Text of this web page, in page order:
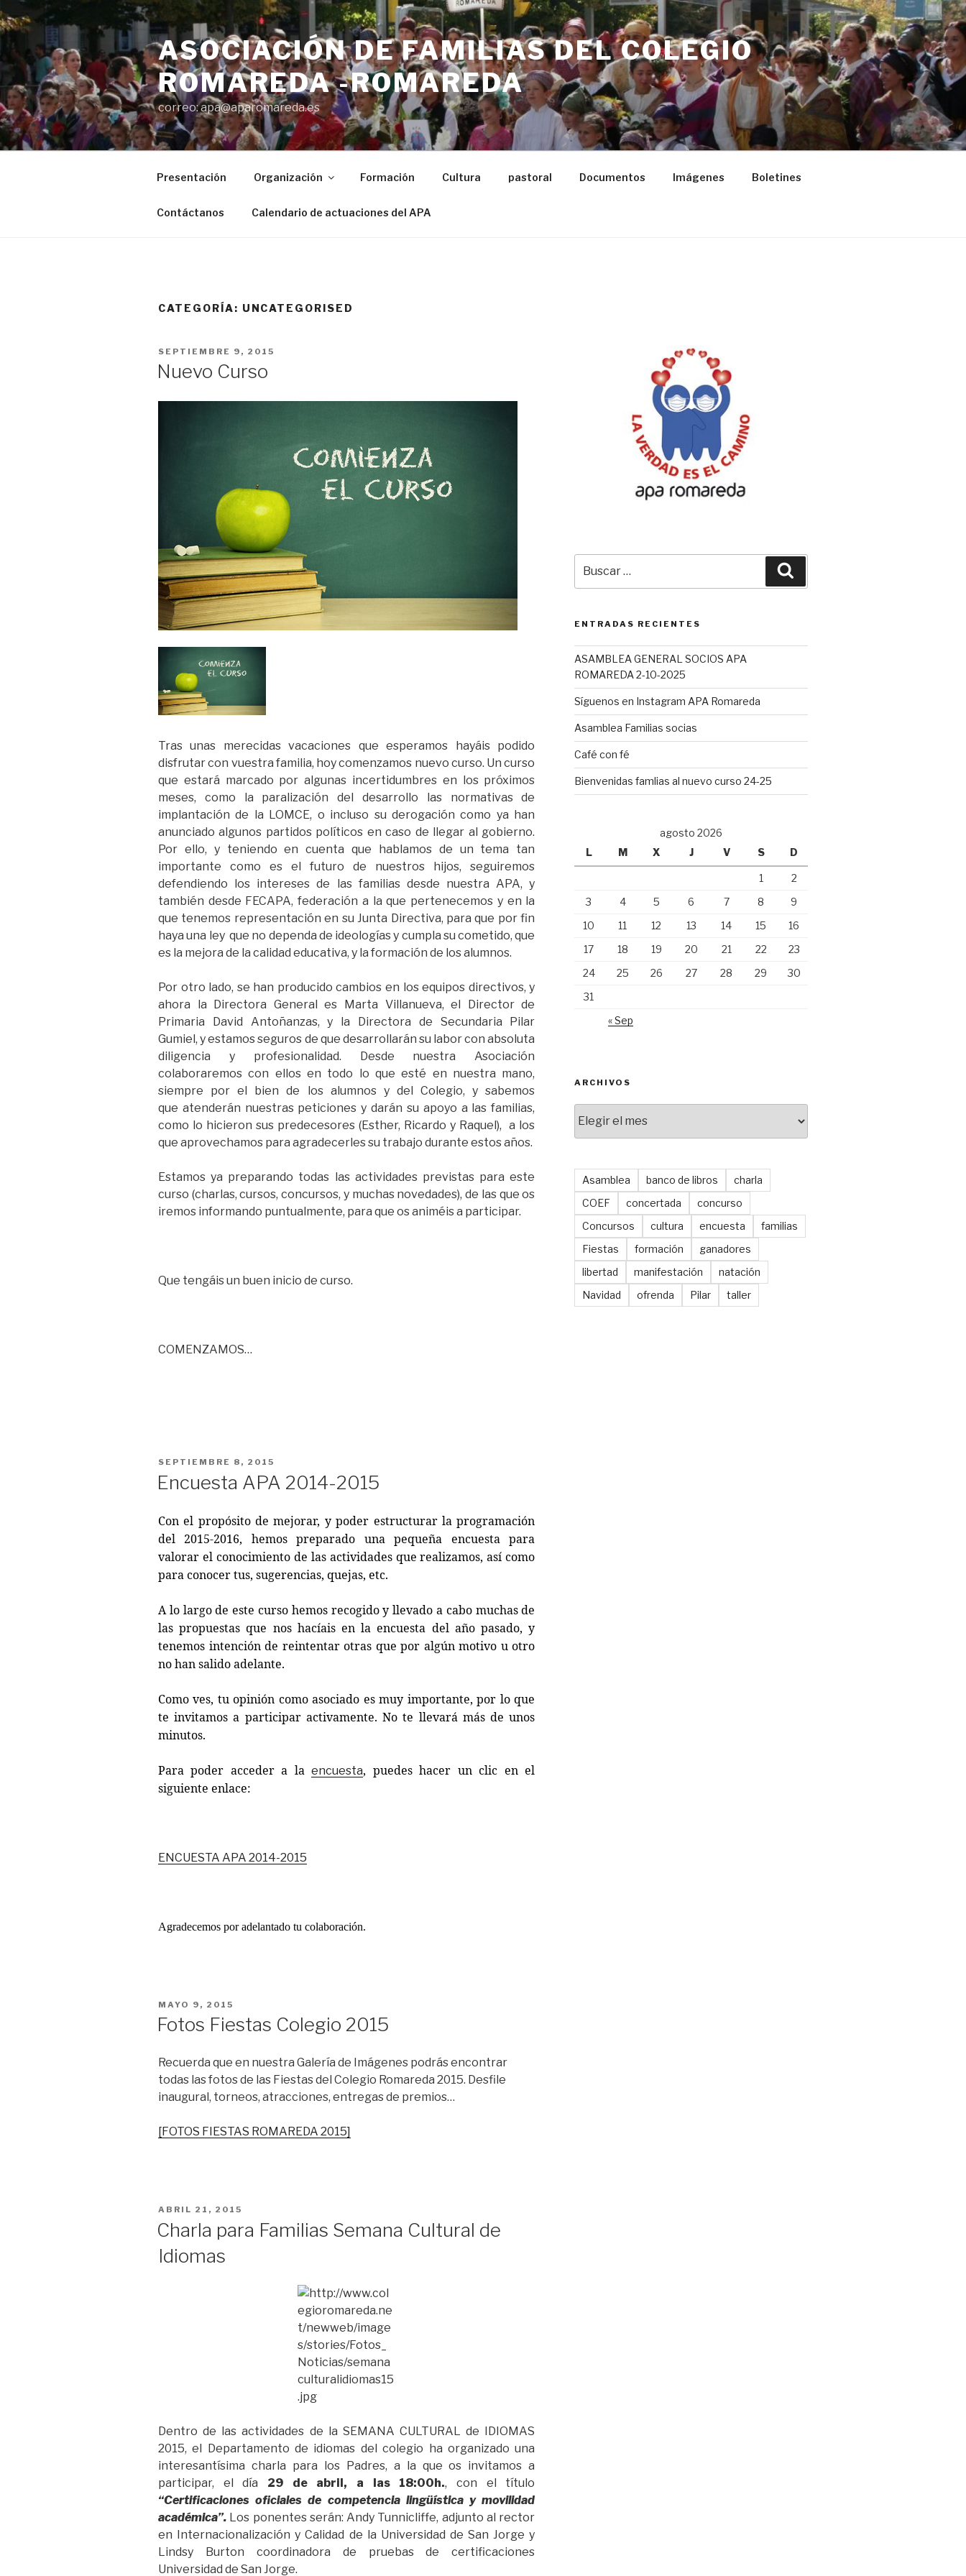
Saltar
al
contenido
ASOCIACIÓN DE FAMILIAS DEL COLEGIO
ROMAREDA -ROMAREDA
correo: apa@aparomareda.es
Presentación Organización Formación Cultura pastoral Documentos Imágenes Boletines
Contáctanos Calendario de actuaciones del APA
CATEGORÍA: UNCATEGORISED
PUBLICADO
SEPTIEMBRE 9, 2015
Nuevo Curso
Tras unas merecidas vacaciones que esperamos hayáis podido
disfrutar con vuestra familia, hoy comenzamos nuevo curso. Un curso
que estará marcado por algunas incertidumbres en los próximos
meses, como la paralización del desarrollo las normativas de
implantación de la LOMCE, o incluso su derogación como ya han
anunciado algunos partidos políticos en caso de llegar al gobierno.
Por ello, y teniendo en cuenta que hablamos de un tema tan
importante como es el futuro de nuestros hijos, seguiremos
defendiendo los intereses de las familias desde nuestra APA, y
también desde FECAPA, federación a la que pertenecemos y en la
que tenemos representación en su Junta Directiva, para que por fin
haya una ley que no dependa de ideologías y cumpla su cometido, que
es la mejora de la calidad educativa, y la formación de los alumnos.
Por otro lado, se han producido cambios en los equipos directivos, y
ahora la Directora General es Marta Villanueva, el Director de
Primaria David Antoñanzas, y la Directora de Secundaria Pilar
Gumiel, y estamos seguros de que desarrollarán su labor con absoluta
diligencia y profesionalidad. Desde nuestra Asociación
colaboraremos con ellos en todo lo que esté en nuestra mano,
siempre por el bien de los alumnos y del Colegio, y sabemos
que atenderán nuestras peticiones y darán su apoyo a las familias,
como lo hicieron sus predecesores (Esther, Ricardo y Raquel), a los
que aprovechamos para agradecerles su trabajo durante estos años.
Estamos ya preparando todas las actividades previstas para este
curso (charlas, cursos, concursos, y muchas novedades), de las que os
iremos informando puntualmente, para que os animéis a participar.
Que tengáis un buen inicio de curso.
COMENZAMOS…
PUBLICADO
SEPTIEMBRE 8, 2015
Encuesta APA 2014-2015
Con el propósito de mejorar, y poder estructurar la programación
del 2015-2016, hemos preparado una pequeña encuesta para
valorar el conocimiento de las actividades que realizamos, así como
para conocer tus, sugerencias, quejas, etc.
A lo largo de este curso hemos recogido y llevado a cabo muchas de
las propuestas que nos hacíais en la encuesta del año pasado, y
tenemos intención de reintentar otras que por algún motivo u otro
no han salido adelante.
Como ves, tu opinión como asociado es muy importante, por lo que
te invitamos a participar activamente. No te llevará más de unos
minutos.
Para poder acceder a laencuesta, puedes hacer un clic en el
siguiente enlace:
ENCUESTA APA 2014-2015
Agradecemos por adelantado tu colaboración.
PUBLICADO
MAYO 9, 2015
Fotos Fiestas Colegio 2015
Recuerda que en nuestra Galería de Imágenes podrás encontrar
todas las fotos de las Fiestas del Colegio Romareda 2015. Desfile
inaugural, torneos, atracciones, entregas de premios…
[FOTOS FIESTAS ROMAREDA 2015]
PUBLICADO
ABRIL 21, 2015
Charla para Familias Semana Cultural de
Idiomas
Dentro de las actividades de la SEMANA CULTURAL de IDIOMAS
2015, el Departamento de idiomas del colegio ha organizado una
interesantísima charla para los Padres, a la que os invitamos a
participar, el día 29 de abril, a las 18:00h., con el título
“Certificaciones oficiales de competencia lingüística y movilidad
académica”. Los ponentes serán: Andy Tunnicliffe, adjunto al rector
en Internacionalización y Calidad de la Universidad de San Jorge y
Lindsy Burton coordinadora de pruebas de certificaciones
Universidad de San Jorge.
por:
ENTRADAS RECIENTES
ASAMBLEA GENERAL SOCIOS APA
ROMAREDA 2-10-2025
Síguenos en Instagram APA Romareda
Asamblea Familias socias
Café con fé
Bienvenidas famlias al nuevo curso 24-25
agosto 2026
L
M X J V S D
1
2
3
4 5 6 7 8
9
10
11 12 13 14 15
16
17
18 19 20 21 22
23
24
25 26 27 28 29
30
31
« Sep
ARCHIVOS
Asamblea banco de libros
charla
COEF
concertada
concurso
Concursos
cultura encuesta
familias
Fiestas
formación
ganadores
libertad
manifestación
natación
Navidad
ofrenda Pilar taller